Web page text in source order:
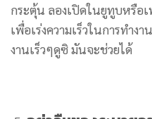
กระตุ้น ลองเปิดในยูทูบหรือ
เพื่อเร่งความเร็วในการทำ
งานเร็วๆดูซิ มันจะช่วยได้